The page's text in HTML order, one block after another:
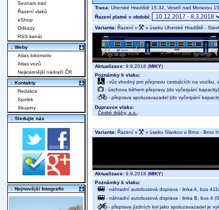
Trasa: Uherské Hradiště 15.32, Veselí nad Moravou
Řazení platné v období:
Varianta: Řazení v v úseku Uherské Hradiště -
Aktualizace: 9.9.2018 (MIKY)
Poznámky k vlaku:
- vůz vhodný pro přepravu cestujících na vozíku,
- úschova během přepravy (do vyčerpání kapacity)
- přeprava spoluzavazadel (do vyčerpání
Dopravce vlaku:
České dráhy, a.s. ;
Varianta: Řazení v v úseku Slavkov u Brna - Brno
Aktualizace: 9.9.2018 (MIKY)
Poznámky k vlaku:
- náhradní autobusová doprava - linka A, bus
- náhradní autobusová doprava - linka B, bus 4
- přeprava jízdních kol jako spoluzavazadel je
Seznam tratí
Řazení vlaků
eShop
Odkazy
RSS kanál
:. Weby
Atlas lokomotiv
Atlas vozů
Nejkrásnější nádraží ČR
:. Kontakty
Redakce
Spolek
Skupiny
:. Sledujte nás
:. Nejnovější fotografie